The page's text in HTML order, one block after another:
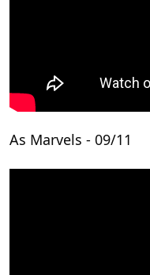
As Marvels - 09/11